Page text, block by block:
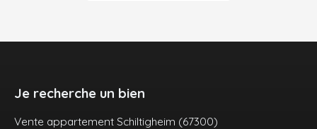
Je recherche un bien
Vente appartement Schiltigheim (67300)